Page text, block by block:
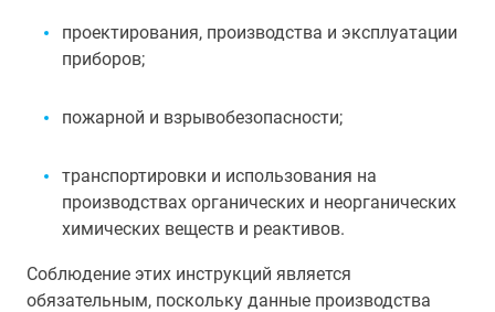
проектирования, производства и эксплуатации
приборов;
пожарной и взрывобезопасности;
транспортировки и использования на
производствах органических и неорганических
химических веществ и реактивов.
Соблюдение этих инструкций является
обязательным, поскольку данные производства